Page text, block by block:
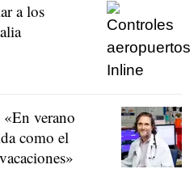
a los
verano
como el